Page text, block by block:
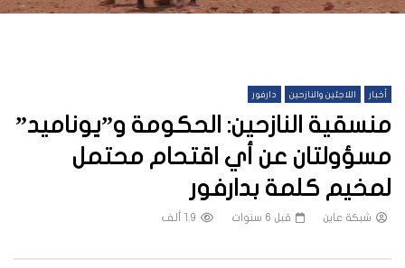
أخبار اللاجئين والنازحين دارفور
منسقية النازحين: الحكومة و”يوناميد”
مسؤولتان عن أي اقتحام محتمل
لمخيم كلمة بدارفور
شبكة عاين قبل 6 سنوات 1.9 ألف